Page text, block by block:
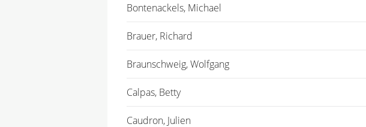
Bontenackels, Michael
Brauer, Richard
Braunschweig, Wolfgang
Calpas, Betty
Caudron, Julien